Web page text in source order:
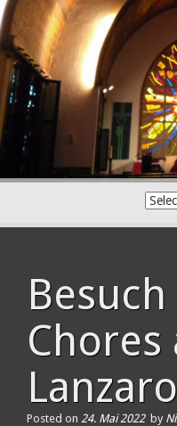
Skip
to
content
Chores
Posted on 24. Mai 2022 by